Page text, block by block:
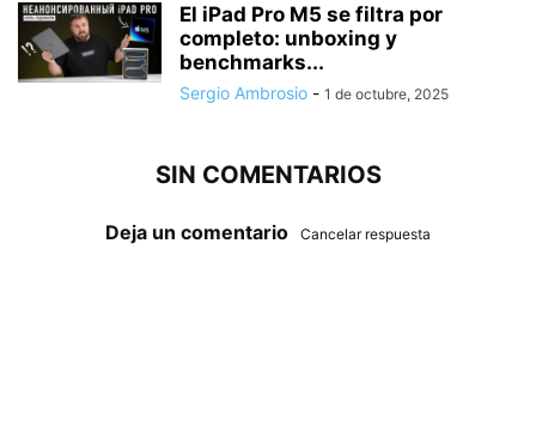
El iPad Pro M5 se filtra por
completo: unboxing y
benchmarks...
Sergio Ambrosio - 1 de octubre, 2025
SIN COMENTARIOS
Deja un comentario Cancelar respuesta